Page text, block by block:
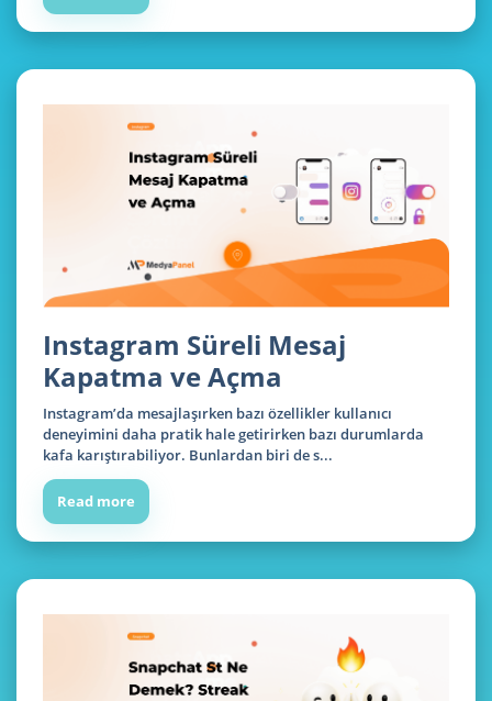
Instagram Süreli Mesaj
Kapatma ve Açma
Instagram’da mesajlaşırken bazı özellikler kullanıcı
deneyimini daha pratik hale getirirken bazı durumlarda
kafa karıştırabiliyor. Bunlardan biri de s...
Read more